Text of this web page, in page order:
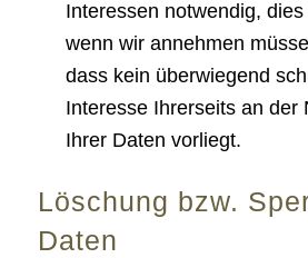
Interessen notwendig,
wenn wir annehmen
dass kein überwiegend
Interesse Ihrerseits an der
Ihrer Daten vorliegt.
Löschung bzw.
Daten